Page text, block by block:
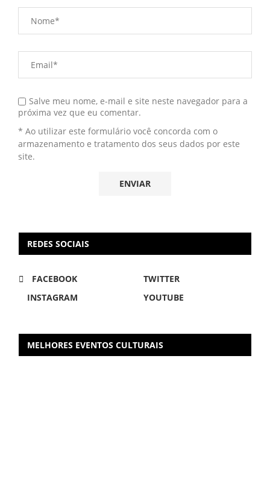
Salve meu nome, e-mail e site neste navegador para a
próxima vez que eu comentar.
* Ao utilizar este formulário você concorda com o
armazenamento e tratamento dos seus dados por este
site.
REDES SOCIAIS
FACEBOOK
TWITTER
INSTAGRAM
YOUTUBE
MELHORES EVENTOS CULTURAIS